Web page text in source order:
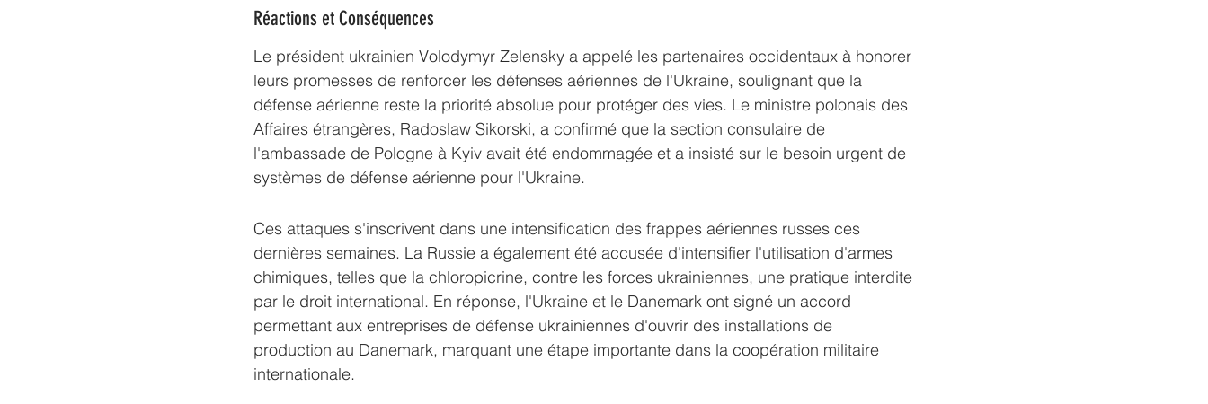
Réactions et Conséquences
Le président ukrainien Volodymyr Zelensky a appelé les partenaires occidentaux à honorer
leurs promesses de renforcer les défenses aériennes de l'Ukraine, soulignant que la
défense aérienne reste la priorité absolue pour protéger des vies. Le ministre polonais des
Affaires étrangères, Radoslaw Sikorski, a confirmé que la section consulaire de
l'ambassade de Pologne à Kyiv avait été endommagée et a insisté sur le besoin urgent de
systèmes de défense aérienne pour l'Ukraine.
Ces attaques s'inscrivent dans une intensification des frappes aériennes russes ces
dernières semaines. La Russie a également été accusée d'intensifier l'utilisation d'armes
chimiques, telles que la chloropicrine, contre les forces ukrainiennes, une pratique interdite
par le droit international. En réponse, l'Ukraine et le Danemark ont signé un accord
permettant aux entreprises de défense ukrainiennes d'ouvrir des installations de
production au Danemark, marquant une étape importante dans la coopération militaire
internationale.